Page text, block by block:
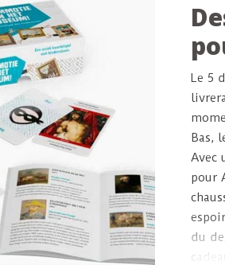
Le 5
Bas,
Avec
pour
du